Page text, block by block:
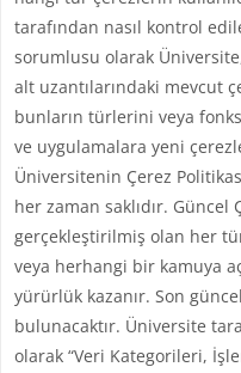
tarafından nasıl kontrol
sorumlusu olarak
alt uzantılarındaki mevcut
bunların türlerini veya
ve uygulamalara yeni
Üniversitenin Çerez
her zaman saklıdır. Güncel
gerçekleştirilmiş olan her
veya herhangi bir kamuya
yürürlük kazanır. Son
bulunacaktır. Üniversite
olarak “Veri Kategorileri,